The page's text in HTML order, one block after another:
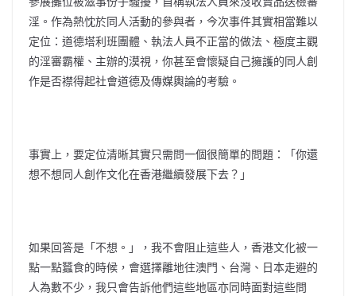
淫。作為熱忱於同人活動的參與者，今次事件其實相當難以
定位：道德塔利班團體、執法人員不正當的做法、極度主觀
的淫審霸權、主辦的漠視，你甚至會懷疑自己擁護的同人創
作是否襟得起社會道德及傳媒輿論的考驗。
事實上，要定位清晰其實只需問一個很簡單的問題：「你還
想不想同人創作文化在香港繼續發展下去？」
如果回答是「不想。」，我不會阻止這些人，香港文化被一
點一點蠶食的時候，會選擇離地往澳門、台灣、日本走避的
人為數不少，我只會告訴他們這些地區亦同時面對這些問